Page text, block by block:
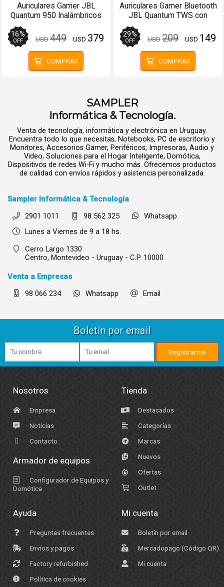
Auriculares Gamer JBL
Quantum 950 Inalámbricos
16%
OFF USD449 USD 379
COMPRAR
Auriculares Gamer Bluetooth
JBL Quantum TWS con
29%
OFF USD209 USD 149
COMPRAR
SAMPLER
Informática & Tecnología.
Venta de tecnología, informática y electrónica en Uruguay.
Encuentra todo lo que necesitas, Notebooks, PC de escritorio y
Monitores, Accesorios Gamer, Periféricos, Impresoras, Audio y
Video, Soluciones para el Hogar Inteligente, Domótica,
Dispositivos de redes Wi-Fi y mucho más. Ofrecemos productos
de calidad con envíos rápidos y asistencia personalizada.
Sampler Informática & Tecnología
2901 1011
98 562 325
Whatsapp
Lunes a Viernes de 9 a 18 hs.
Cerro Largo 1330
Centro, Montevideo - Uruguay - C.P. 10000
Venta a Empresas
98 066 234
Whatsapp Email
Boletín por email
Nosotros
Empresa
Noticias
Contacto
Armador de equipos
Configurador de Equipos y
Domótica
Tienda
Destacados
Categorías
Marcas
Nuevos
Ofertas
Outlet
Ayuda
Preguntas frecuentes
Envíos y pagos
Factory refurbished
Política de cookies
Mi cuenta
Boletín por email
Mercadopago (Código QR)
Mi cuenta